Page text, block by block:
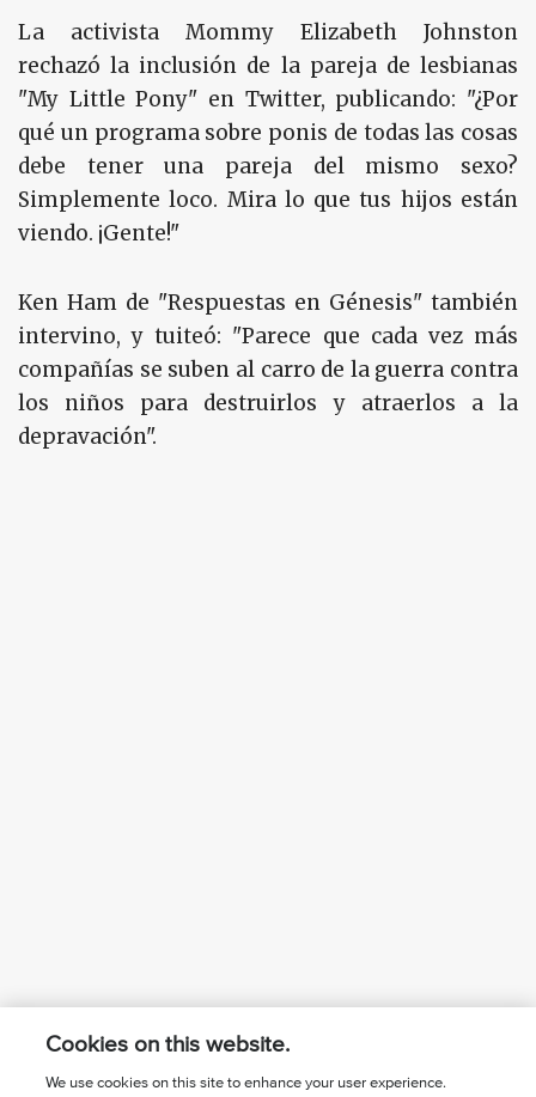
La activista Mommy Elizabeth Johnston
rechazó la inclusión de la pareja de lesbianas
"My Little Pony" en Twitter, publicando: "¿Por
qué un programa sobre ponis de todas las cosas
debe tener una pareja del mismo sexo?
Simplemente loco. Mira lo que tus hijos están
viendo. ¡Gente!"
Ken Ham de "Respuestas en Génesis" también
intervino, y tuiteó: "Parece que cada vez más
compañías se suben al carro de la guerra contra
los niños para destruirlos y atraerlos a la
depravación".
Cookies on this website.
We use cookies on this site to enhance your user experience.